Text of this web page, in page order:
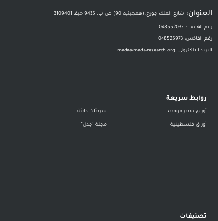
العنوان: شارع الملك جورج، (همجينيم 90) ص.ب. 9435 حيفا 3109401
رقم الهاتف : 048552035
رقم الفاكس: 048525973
البريد الالكتروني: mada@mada-research.org
روابط سريعة
أوراق تقدير موقف سرديّات ذاتيّة
أوراق فلسطينية مجلة “جدل”
تصنيفات